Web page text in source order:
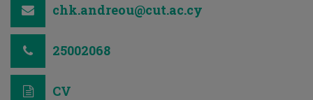
chk.andreou@cut.ac.cy
25002068
CV